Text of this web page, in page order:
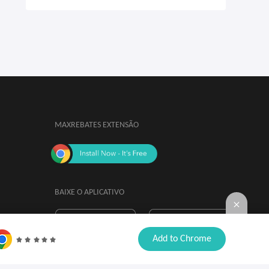
MAXREBATES EXTENSÃO
BAIXE O APLICATIVO
Ao instalar, você concorda com os Navegador
Termos e Condições de Extensão.
Add to Chrome